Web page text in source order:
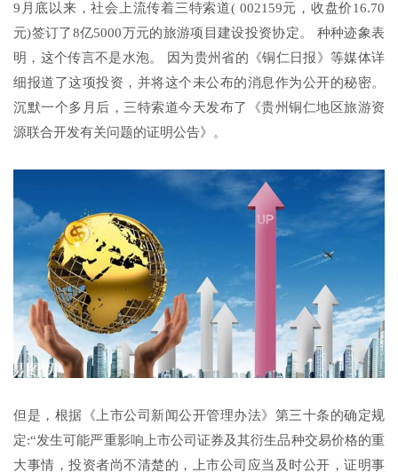
9月底以来，社会上流传着三特索道( 002159元，收盘价16.70
元)签订了8亿5000万元的旅游项目建设投资协定。 种种迹象表
明，这个传言不是水泡。 因为贵州省的《铜仁日报》等媒体详
细报道了这项投资，并将这个未公布的消息作为公开的秘密。
沉默一个多月后，三特索道今天发布了《贵州铜仁地区旅游资
源联合开发有关问题的证明公告》。
但是，根据《上市公司新闻公开管理办法》第三十条的确定规
定:“发生可能严重影响上市公司证券及其衍生品种交易价格的重
大事情，投资者尚不清楚的，上市公司应当及时公开，证明事